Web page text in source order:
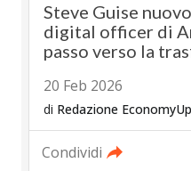
Steve Guise
digital officer di
passo verso la
20 Feb 2026
di Redazione EconomyUp
Condividi